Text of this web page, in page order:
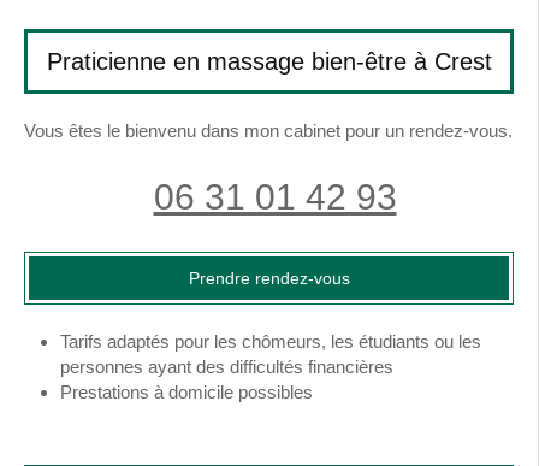
Praticienne en massage bien-être à Crest
Vous êtes le bienvenu dans mon cabinet pour un rendez-vous.
06 31 01 42 93
Prendre rendez-vous
Tarifs adaptés pour les chômeurs, les étudiants ou les
personnes ayant des difficultés financières
Prestations à domicile possibles